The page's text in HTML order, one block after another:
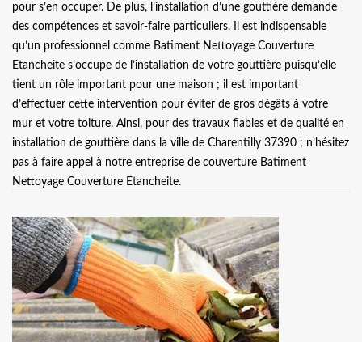
pour s’en occuper. De plus, l’installation d’une gouttière demande
des compétences et savoir-faire particuliers. Il est indispensable
qu’un professionnel comme Batiment Nettoyage Couverture
Etancheite s’occupe de l’installation de votre gouttière puisqu’elle
tient un rôle important pour une maison ; il est important
d’effectuer cette intervention pour éviter de gros dégâts à votre
mur et votre toiture. Ainsi, pour des travaux fiables et de qualité en
installation de gouttière dans la ville de Charentilly 37390 ; n’hésitez
pas à faire appel à notre entreprise de couverture Batiment
Nettoyage Couverture Etancheite.